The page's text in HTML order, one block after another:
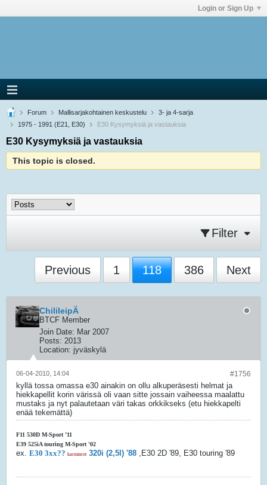
Login or Sign Up
Forum Mallisarjakohtainen keskustelu
3- ja 4-sarja
1975 - 1991 (E21, E30)
E30 Kysymyksiä ja vastauksia
E30 Kysymyksiä ja vastauksia
This topic is closed.
Filter
Previous 1 118 386 Next
ChilileipÄ
BTCF Member
Join Date: Mar 2007
Posts: 2013
Location: jyväskylä
#1756
06-04-2010, 14:04
kyllä tossa omassa e30 ainakin on ollu alkuperäsesti helmat ja
hiekkapellit korin värissä oli vaan sitte jossain vaiheessa maalattu
mustaks ja nyt palautetaan väri takas orkkikseks (etu hiekkapelti
enää tekemättä)
F11 530D M-Sport ’11
E39 525iA touring M-Sport '02
ex. E30 3xx?? karminrot 320i (2,5l) '88 ,E30 2D '89, E30 touring '89